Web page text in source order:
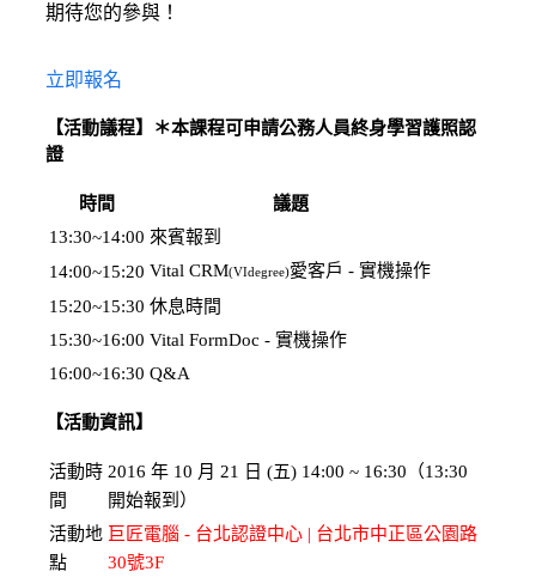
期待您的參與！
立即報名
【活動議程】
＊本課程可申請公務人員終身學習護照認
證
時間
議題
13:30~14:00 來賓報到
14:00~15:20 Vital CRM(VIdegree)愛客戶 - 實機操作
15:20~15:30 休息時間
15:30~16:00 Vital FormDoc - 實機操作
16:00~16:30 Q&A
【活動資訊】
活動時
間
2016 年 10 月 21 日 (五) 14:00 ~ 16:30（13:30
開始報到）
活動地
點
巨匠電腦 - 台北認證中心 | 台北市中正區公園路
30號3F